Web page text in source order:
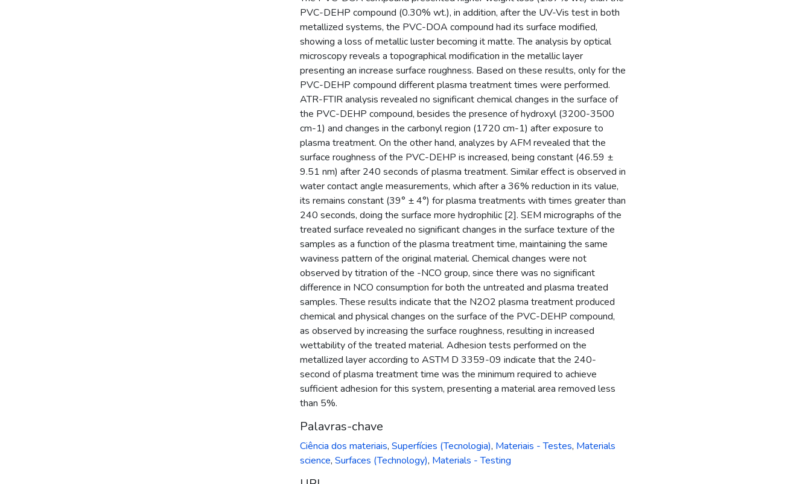
PVC-DEHP compound (0.30% wt.), in addition, after the UV-Vis test in both
metallized systems, the PVC-DOA compound had its surface modified,
showing a loss of metallic luster becoming it matte. The analysis by optical
microscopy reveals a topographical modification in the metallic layer
presenting an increase surface roughness. Based on these results, only for the
PVC-DEHP compound different plasma treatment times were performed.
ATR-FTIR analysis revealed no significant chemical changes in the surface of
the PVC-DEHP compound, besides the presence of hydroxyl (3200-3500
cm-1) and changes in the carbonyl region (1720 cm-1) after exposure to
plasma treatment. On the other hand, analyzes by AFM revealed that the
surface roughness of the PVC-DEHP is increased, being constant (46.59 ±
9.51 nm) after 240 seconds of plasma treatment. Similar effect is observed in
water contact angle measurements, which after a 36% reduction in its value,
its remains constant (39° ± 4°) for plasma treatments with times greater than
240 seconds, doing the surface more hydrophilic [2]. SEM micrographs of the
treated surface revealed no significant changes in the surface texture of the
samples as a function of the plasma treatment time, maintaining the same
waviness pattern of the original material. Chemical changes were not
observed by titration of the -NCO group, since there was no significant
difference in NCO consumption for both the untreated and plasma treated
samples. These results indicate that the N2O2 plasma treatment produced
chemical and physical changes on the surface of the PVC-DEHP compound,
as observed by increasing the surface roughness, resulting in increased
wettability of the treated material. Adhesion tests performed on the
metallized layer according to ASTM D 3359-09 indicate that the 240-
second of plasma treatment time was the minimum required to achieve
sufficient adhesion for this system, presenting a material area removed less
than 5%.
Palavras-chave
Ciência dos materiais, Superfícies (Tecnologia), Materiais - Testes, Materials
science, Surfaces (Technology), Materials - Testing